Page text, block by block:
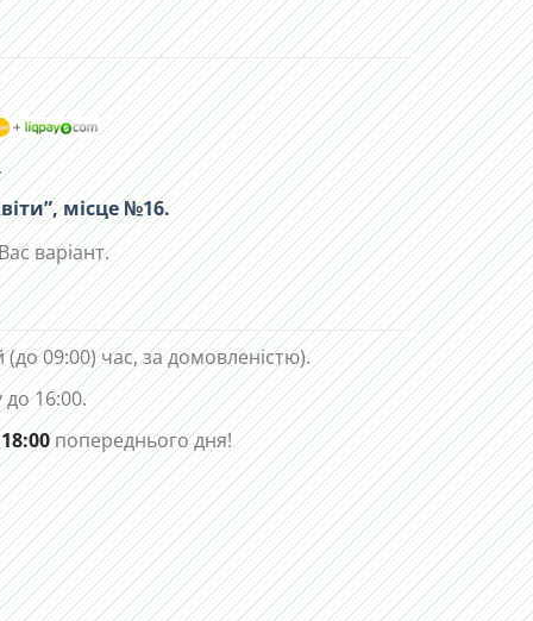
місце №16.
варіант.
(до 09:00) час, за домовленістю).
16:00.
попереднього дня!